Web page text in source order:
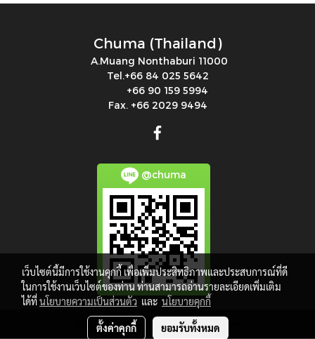
Chuma (Thailand)
A.Muang Nonthaburi 11000
Tel.+66 84 025 5642
+66 90 159 5994
Fax. +66 2029 9494
@chuma
Copy right by makewebeasy.com
เว็บไซต์นี้มีการใช้งานคุกกี้ เพื่อเพิ่มประสิทธิภาพและประสบการณ์ที่ดี
ในการใช้งานเว็บไซต์ของท่าน ท่านสามารถอ่านรายละเอียดเพิ่มเติม
ได้ที่นโยบายความเป็นส่วนตัว และ นโยบายคุกกี้
ตั้งค่าคุกกี้ ยอมรับทั้งหมด